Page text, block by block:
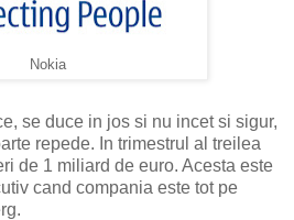
Nokia
se duce in jos si nu incet si sigur,
repede. In trimestrul al treilea
de 1 miliard de euro. Acesta este
cand compania este tot pe